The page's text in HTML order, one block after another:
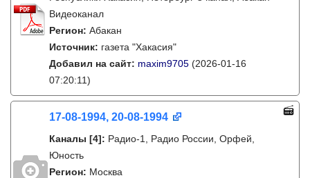
Видеоканал
Регион: Абакан
Источник: газета "Хакасия"
Добавил на сайт: maxim9705 (2026-01-16
07:20:11)
17-08-1994, 20-08-1994
Каналы [4]: Радио-1, Радио России, Орфей,
Юность
Регион: Москва